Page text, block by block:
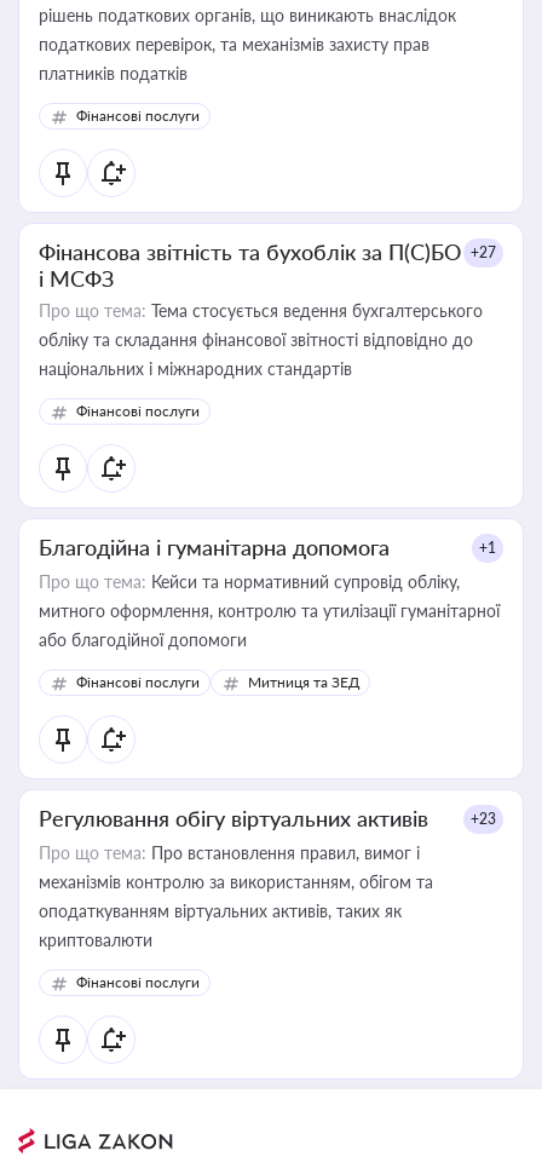
рішень податкових органів, що виникають внаслідок
податкових перевірок, та механізмів захисту прав
платників податків
Фінансові послуги
Фінансова звітність та бухоблік за П(С)БО
і МСФЗ
+27
Про що тема: Тема стосується ведення бухгалтерського
обліку та складання фінансової звітності відповідно до
національних і міжнародних стандартів
Фінансові послуги
Благодійна і гуманітарна допомога +1
Про що тема: Кейси та нормативний супровід обліку,
митного оформлення, контролю та утилізації гуманітарної
або благодійної допомоги
Фінансові послуги Митниця та ЗЕД
Регулювання обігу віртуальних активів +23
Про що тема: Про встановлення правил, вимог і
механізмів контролю за використанням, обігом та
оподаткуванням віртуальних активів, таких як
криптовалюти
Фінансові послуги